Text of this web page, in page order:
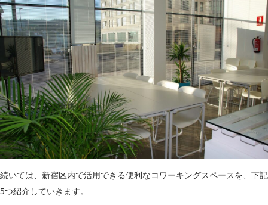
料金
バーチャルオフィス：15,200円/月～
コワーキングスペース：19,000円/月～
個室オフィス：150,000円/月～
※価格は全て税別。記事作成時の金額と
なり、変動する可能性があります。
設備
高速インターネット
各種オフィス機器（コピー機、プリンタ
ー、スキャナーなど）
会議室（予約制）
ビジネスラウンジ
フリードリンク（コーヒー、紅茶など）
続いては、新宿区内で活用できる便利なコワーキングスペースを、下記
5つ紹介していきます。